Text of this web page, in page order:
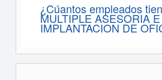
¿Cúantos empleados
MULTIPLE ASESORIA E
IMPLANTACION DE